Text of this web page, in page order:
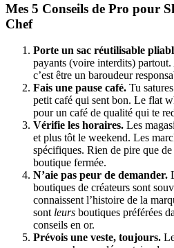
Mes 5 Conseils de Pro pour
Chef
Porte un sac réutilisable
payants (voire interdits)
c’est être un baroudeur
Fais une pause café. Tu
petit café qui sent bon. Le flat
pour un café de qualité qui te
Vérifie les horaires. Les
et plus tôt le weekend. Les
spécifiques. Rien de pire que
boutique fermée.
N’aie pas peur de demander.
boutiques de créateurs sont
connaissent l’histoire de la
sont leurs boutiques préférées
conseils en or.
Prévois une veste, toujours.